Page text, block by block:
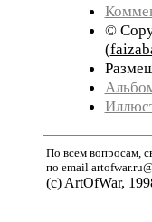
©
(
По всем вопросам,
по email
(с) ArtOfWar,